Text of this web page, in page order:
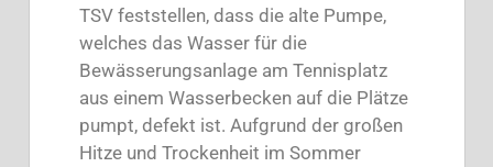
TSV feststellen, dass die alte Pumpe,
welches das Wasser für die
Bewässerungsanlage am Tennisplatz
aus einem Wasserbecken auf die Plätze
pumpt, defekt ist. Aufgrund der großen
Hitze und Trockenheit im Sommer